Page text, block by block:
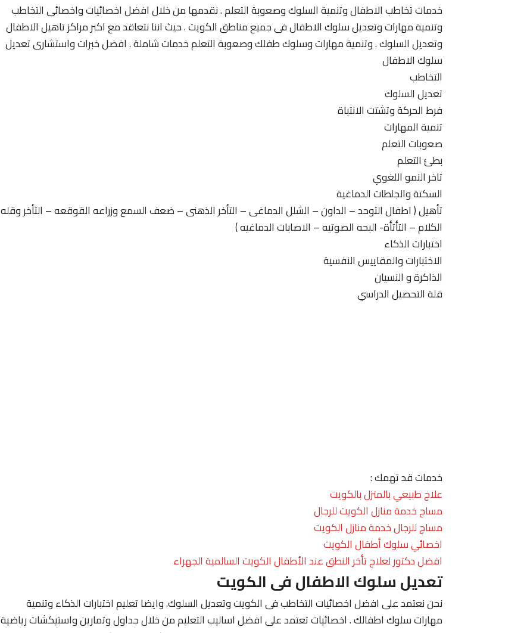
خدمات تخاطب الاطفال وتنمية السلوك وصعوبة التعلم . نقدمها من خلال افضل اخصائيات واخصائى التخاطب
وتنمية مهارات وتعديل سلوك الاطفال فى جميع مناطق الكويت . حيث اننا نتعاقد مع اكبر مراكز تاهيل الاطفال
وتعديل السلوك . وتنمية مهارات وسلوك طفلك وصعوبة التعلم خدمات شاملة . افضل خبرات واستشارى تعديل
سلوك الاطفال
التخاطب
تعديل السلوك
فرط الحركة وتشتت الانتباة
تنمية المهارات
صعوبات التعلم
بطئ التعلم
تاخر النمو اللغوي
السكتة والجلطات الدماغية
تأهيل ( اطفال التوحد – الداون – الشلل الدماغى – التأخر الذهنى – ضعف السمع وزراعه القوقعه – التأخر وقله
الكلام – التأتأة- البحه الصوتيه – الاصابات الدماغيه )
اختبارات الذكاء
الاختبارات والمقاييس النفسية
الذاكرة و النسيان
قلة التحصيل الدراسي
خدمات قد تهمك :
علاج طبيعي بالمنزل بالكويت
مساج خدمة منازل الكويت للرجال
مساج للرجال خدمة منازل الكويت
اخصائي سلوك أطفال الكويت
افضل دكتور لعلاج تأخر النطق عند الأطفال الكويت السالمية الجهراء
تعديل سلوك الاطفال فى الكويت
نحن نعتمد على افضل اخصائيات التخاطب فى الكويت وتعديل السلوك. وايضا تعليم اختبارات الذكاء وتنمية
مهارات سلوك اطفالك . اخصائيات تعتمد على افضل اساليب التعليم من خلال جداول وتمارين واستيكشات رياضية